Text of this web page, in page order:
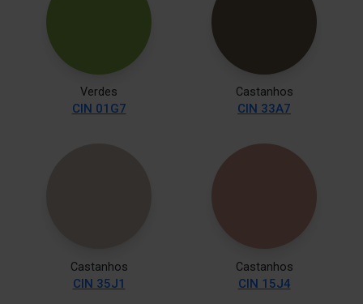
Verdes
CIN 01G7
Castanhos
CIN 33A7
Castanhos
CIN 35J1
Castanhos
CIN 15J4